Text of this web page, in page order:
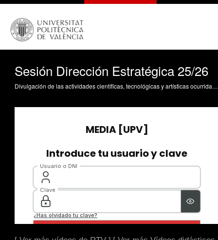
Sesión Dirección Estratégica 25/26
Divulgación de las actividades científicas, tecnológicas y artísticas ocurridas en los tres campus de la UPV